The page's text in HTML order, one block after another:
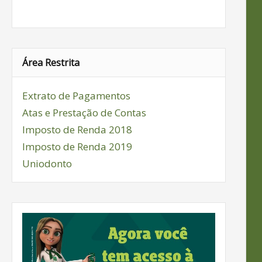
Área Restrita
Extrato de Pagamentos
Atas e Prestação de Contas
Imposto de Renda 2018
Imposto de Renda 2019
Uniodonto